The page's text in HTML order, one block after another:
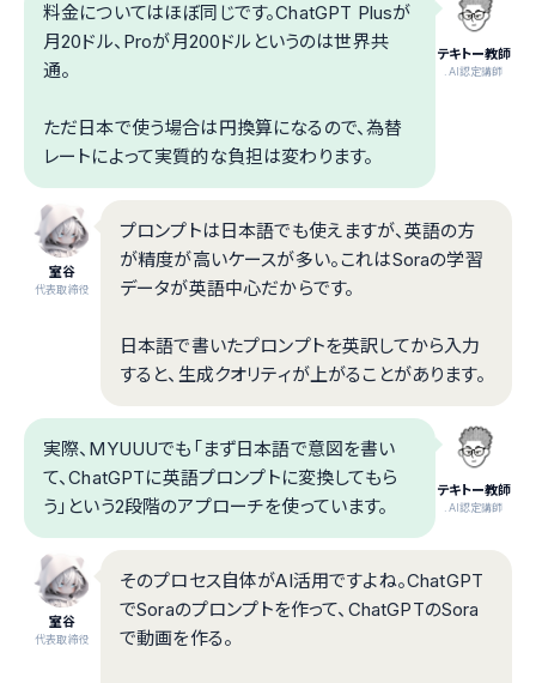
テキトー教師
.AI認定講師
料金についてはほぼ同じです。ChatGPT Plusが
月20ドル、Proが月200ドルというのは世界共
通。
ただ日本で使う場合は円換算になるので、為替
レートによって実質的な負担は変わります。
室谷
代表取締役
プロンプトは日本語でも使えますが、英語の方
が精度が高いケースが多い。これはSoraの学習
データが英語中心だからです。
日本語で書いたプロンプトを英訳してから入力
すると、生成クオリティが上がることがあります。
テキトー教師
.AI認定講師
実際、MYUUUでも「まず日本語で意図を書い
て、ChatGPTに英語プロンプトに変換してもら
う」という2段階のアプローチを使っています。
室谷
代表取締役
そのプロセス自体がAI活用ですよね。ChatGPT
でSoraのプロンプトを作って、ChatGPTのSora
で動画を作る。